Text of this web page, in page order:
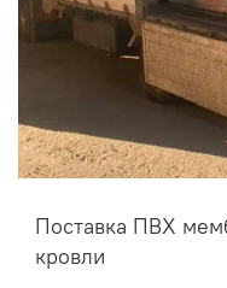
Поставка ПВХ
кровли